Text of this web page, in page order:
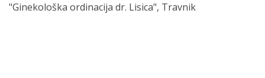
"Ginekološka ordinacija dr. Lisica", Travnik